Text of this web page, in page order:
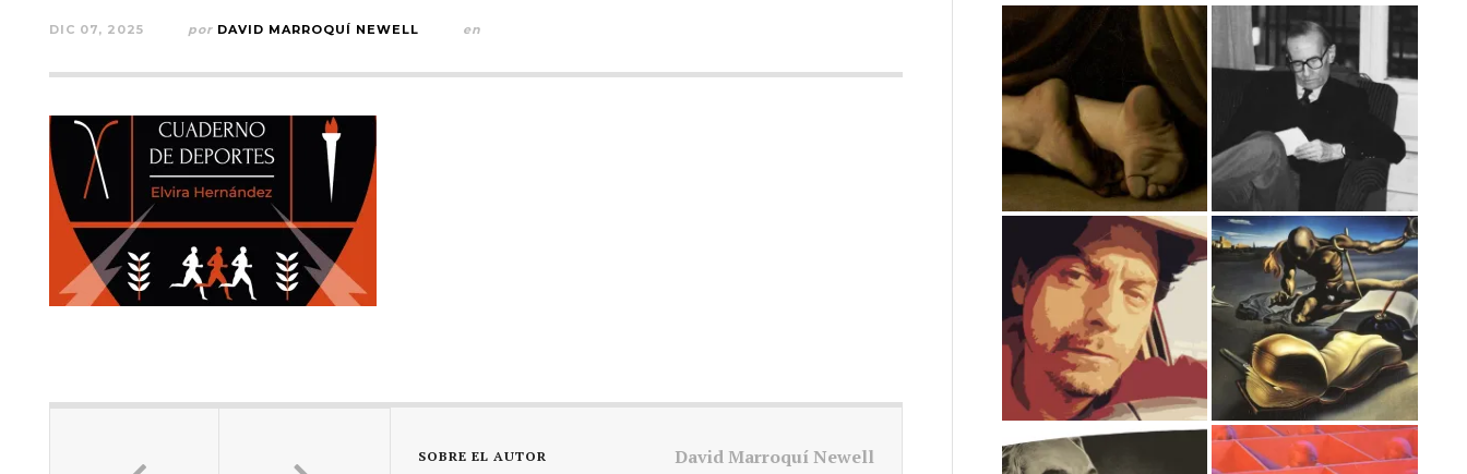
DIC 07, 2025 por DAVID MARROQUÍ NEWELL en
SOBRE EL AUTOR David Marroquí Newell